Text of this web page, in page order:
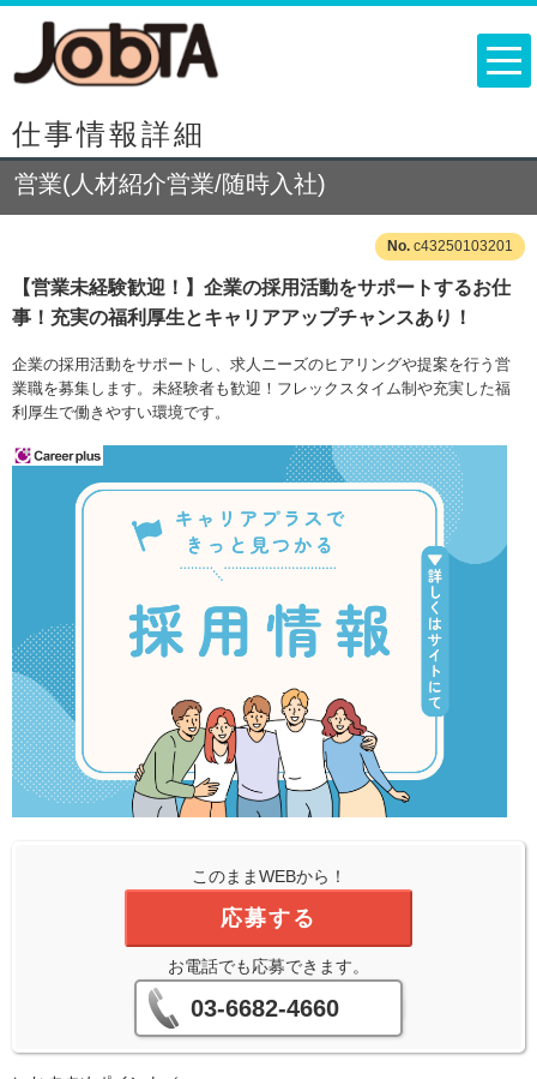
仕事情報詳細
営業(人材紹介営業/随時入社)
c43250103201
【営業未経験歓迎！】企業の採用活動をサポートするお仕
事！充実の福利厚生とキャリアアップチャンスあり！
企業の採用活動をサポートし、求人ニーズのヒアリングや提案を行う営
業職を募集します。未経験者も歓迎！フレックスタイム制や充実した福
利厚生で働きやすい環境です。
このままWEBから！
応募する
お電話でも応募できます。
03-6682-4660